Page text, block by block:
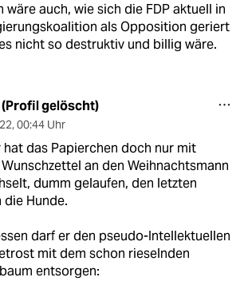
wäre auch, wie sich die FDP aktuell in
als Opposition geriert
nicht so destruktiv und billig wäre.
(Profil gelöscht)
, 00:44 Uhr
hat das Papierchen doch nur mit
an den Weihnachtsmann
dumm gelaufen, den letzten
die Hunde.
darf er den pseudo-Intellektuellen
mit dem schon rieselnden
entsorgen: